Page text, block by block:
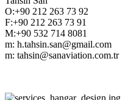
O:+90 212 263 73 92
F:+90 212 263 73 91
M:+90 532 714 8081
m: h.tahsin.san@gmail.com
m: tahsin@sanaviation.com.tr